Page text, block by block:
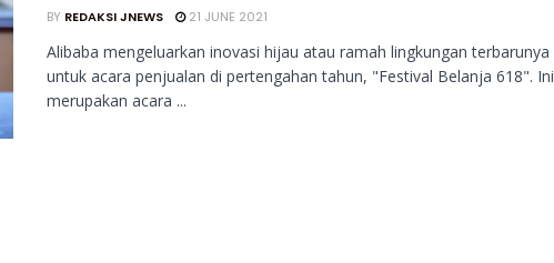
BY REDAKSI JNEWS 21 JUNE 2021
Alibaba mengeluarkan inovasi hijau atau ramah lingkungan terbarunya
untuk acara penjualan di pertengahan tahun, "Festival Belanja 618". Ini
merupakan acara ...